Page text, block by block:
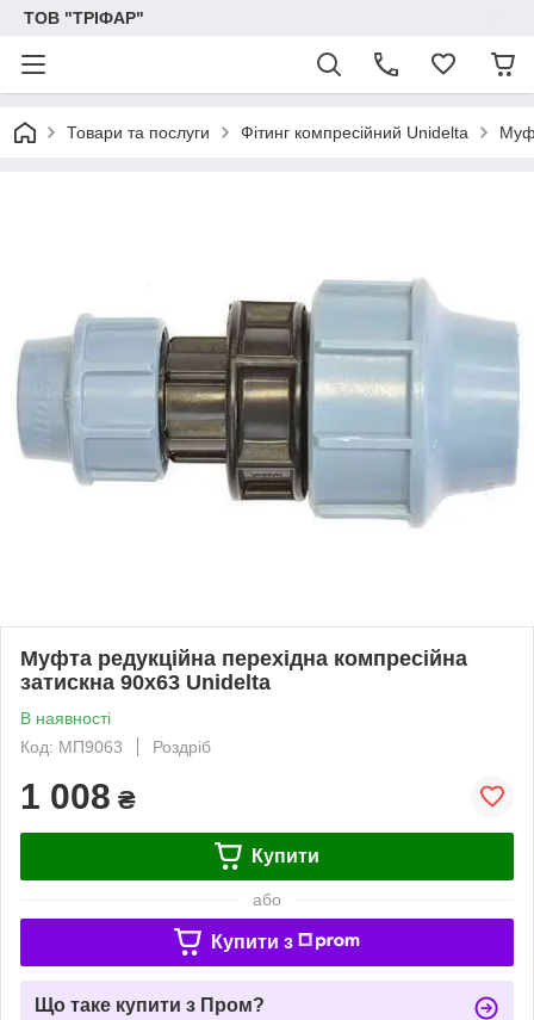
ТОВ "ТРІФАР"
Товари та послуги Фітинг компресійний Unidelta
Муфта редукційна перехідна компресійна
затискна 90x63 Unidelta
В наявності
Код: МП9063
Роздріб
1 008 ₴
Купити
або
Купити з
Що таке купити з Пром?